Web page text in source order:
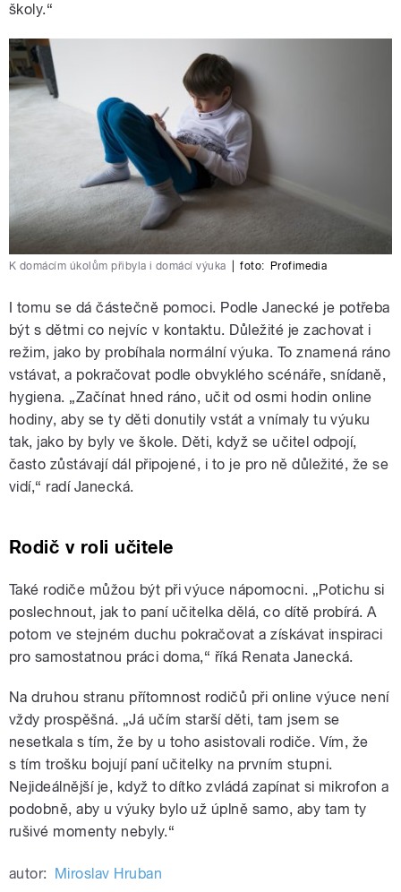
školy.“
K domácím úkolům přibyla i domácí výuka foto: Profimedia
I tomu se dá částečně pomoci. Podle Janecké je potřeba
být s dětmi co nejvíc v kontaktu. Důležité je zachovat i
režim, jako by probíhala normální výuka. To znamená ráno
vstávat, a pokračovat podle obvyklého scénáře, snídaně,
hygiena. „Začínat hned ráno, učit od osmi hodin online
hodiny, aby se ty děti donutily vstát a vnímaly tu výuku
tak, jako by byly ve škole. Děti, když se učitel odpojí,
často zůstávají dál připojené, i to je pro ně důležité, že se
vidí,“ radí Janecká.
Rodič v roli učitele
Také rodiče můžou být při výuce nápomocni. „Potichu si
poslechnout, jak to paní učitelka dělá, co dítě probírá. A
potom ve stejném duchu pokračovat a získávat inspiraci
pro samostatnou práci doma,“ říká Renata Janecká.
Na druhou stranu přítomnost rodičů při online výuce není
vždy prospěšná. „Já učím starší děti, tam jsem se
nesetkala s tím, že by u toho asistovali rodiče. Vím, že
s tím trošku bojují paní učitelky na prvním stupni.
Nejideálnější je, když to dítko zvládá zapínat si mikrofon a
podobně, aby u výuky bylo už úplně samo, aby tam ty
rušivé momenty nebyly.“
autor: Miroslav Hruban